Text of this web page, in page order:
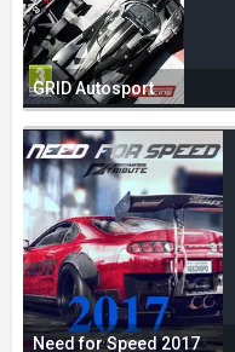
GRID Autosport
Need for Speed 2017